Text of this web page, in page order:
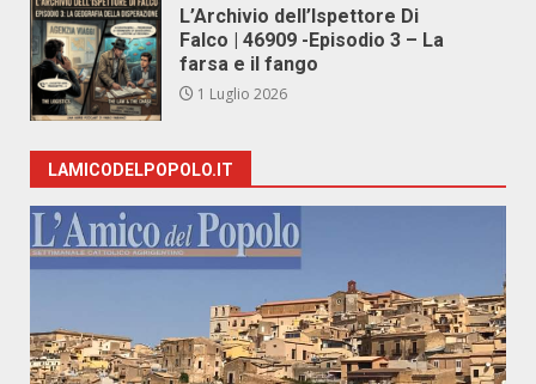
L’Archivio dell’Ispettore Di
Falco | 46909 -Episodio 3 – La
farsa e il fango
1 Luglio 2026
LAMICODELPOPOLO.IT